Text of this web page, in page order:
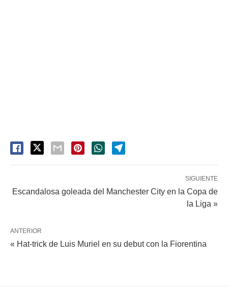
SIGUIENTE
Escandalosa goleada del Manchester City en la Copa de
la Liga »
ANTERIOR
« Hat-trick de Luis Muriel en su debut con la Fiorentina